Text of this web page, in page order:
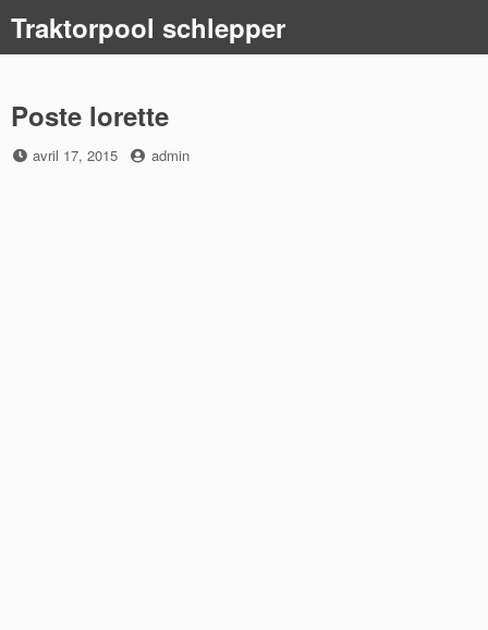
content
Traktorpool schlepper
Poste lorette
Posted
avril 17, 2015 by
admin